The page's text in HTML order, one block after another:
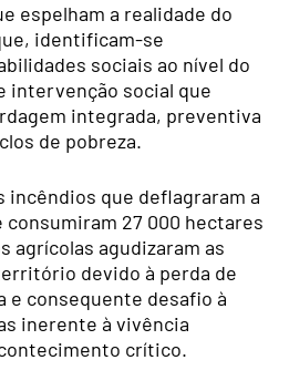
espelham a realidade do
identificam-se
sociais ao nível do
intervenção social que
integrada, preventiva
de pobreza.
incêndios que deflagraram a
consumiram 27 000 hectares
agrícolas agudizaram as
devido à perda de
e consequente desafio à
inerente à vivência
crítico.